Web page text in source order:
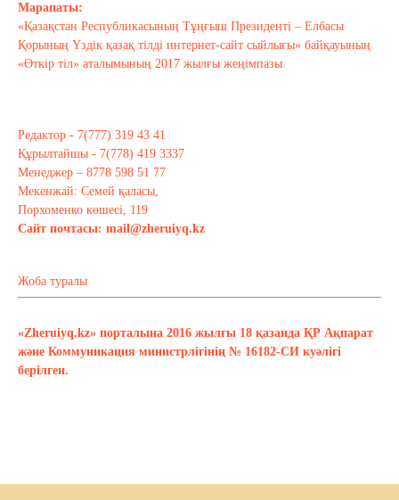
Марапаты:
«Қазақстан Республикасының Тұңғыш Президенті – Елбасы
Қорының Үздік қазақ тілді интернет-сайт сыйлығы» байқауының
«Өткір тіл» аталымының 2017 жылғы жеңімпазы.
Редактор - 7(777) 319 43 41
Құрылтайшы - 7(778) 419 3337
Менеджер – 8778 598 51 77
Мекенжай: Семей қаласы,
Порхоменко көшесі, 119
Сайт почтасы: mail@zheruiyq.kz
Жоба туралы
«Zheruiyq.kz» порталына 2016 жылғы 18 қазанда ҚР Ақпарат
және Коммуникация министрлігінің № 16182-СИ куәлігі
берілген.